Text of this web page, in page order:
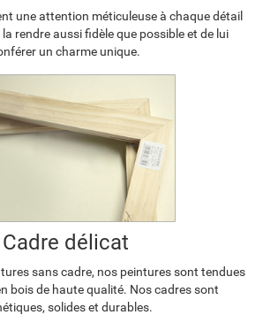
une attention méticuleuse à chaque détail
rendre aussi fidèle que possible et de lui
un charme unique.
Cadre délicat
sans cadre, nos peintures sont tendues
bois de haute qualité. Nos cadres sont
solides et durables.